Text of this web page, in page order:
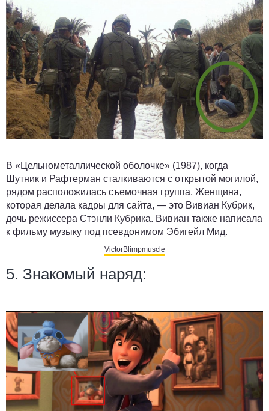
В «Цельнометаллической оболочке» (1987), когда
Шутник и Рафтерман сталкиваются с открытой могилой,
рядом расположилась съемочная группа. Женщина,
которая делала кадры для сайта, — это Вивиан Кубрик,
дочь режиссера Стэнли Кубрика. Вивиан также написала
к фильму музыку под псевдонимом Эбигейл Мид.
VictorBlimpmuscle
5. Знакомый наряд: